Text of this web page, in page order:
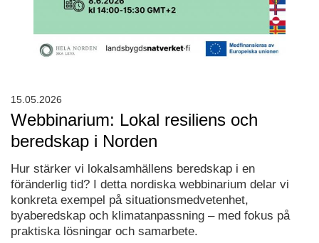
Webbinarium: Lokal resiliens och
beredskap i Norden
Hur stärker vi lokalsamhällens beredskap i en
föränderlig tid? I detta nordiska webbinarium delar vi
konkreta exempel på situationsmedvetenhet,
byaberedskap och klimatanpassning – med fokus på
praktiska lösningar och samarbete.
15.05.2026